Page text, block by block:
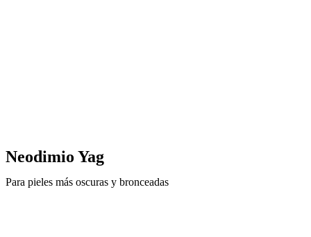
Neodimio Yag
Para pieles más oscuras y bronceadas